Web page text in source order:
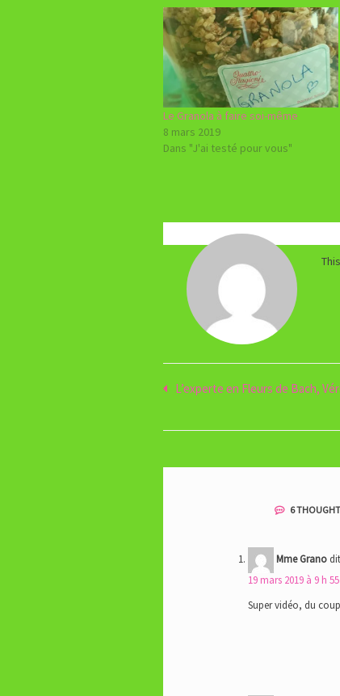
Le Granola à faire soi-même
8 mars 2019
Dans "J'ai testé pour vous"
Navigation
l’article
L’experte en Fleurs de Bach,
6
Mme Grano
19 mars 2019 à 9 h
Super vidéo, du